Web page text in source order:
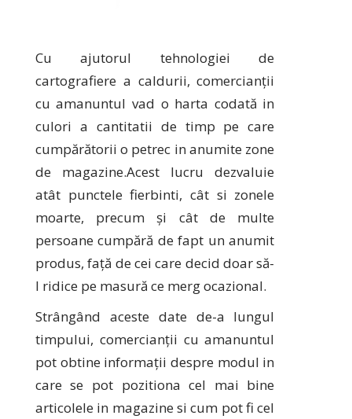
Cu ajutorul tehnologiei de
cartografiere a caldurii, comercianții
cu amanuntul vad o harta codată in
culori a cantitatii de timp pe care
cumpărătorii o petrec in anumite zone
de magazine.Acest lucru dezvaluie
atât punctele fierbinti, cât si zonele
moarte, precum și cât de multe
persoane cumpără de fapt un anumit
produs, față de cei care decid doar să-
l ridice pe masură ce merg ocazional.
Strângând aceste date de-a lungul
timpului, comercianții cu amanuntul
pot obtine informații despre modul in
care se pot pozitiona cel mai bine
articolele in magazine si cum pot fi cel